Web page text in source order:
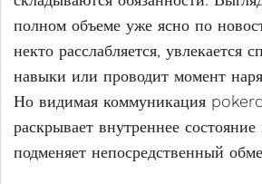
полном объеме уже ясно по
некто расслабляется, увлекается
навыки или проводит момент
Но видимая коммуникация
раскрывает внутреннее
подменяет непосредственный